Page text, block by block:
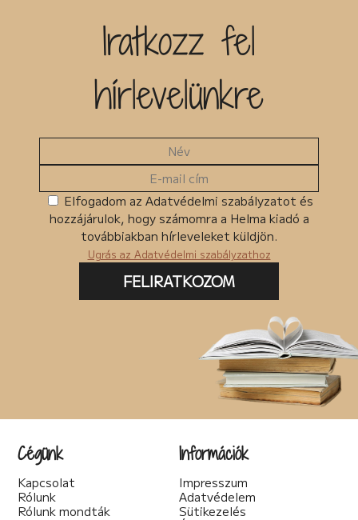
Iratkozz fel
hírlevelünkre
Elfogadom az Adatvédelmi szabályzatot és
hozzájárulok, hogy számomra a Helma kiadó a
továbbiakban hírleveleket küldjön.
Ugrás az Adatvédelmi szabályzathoz
FELIRATKOZOM
Cégünk
Kapcsolat
Rólunk
Rólunk mondták
Információk
Impresszum
Adatvédelem
Sütikezelés